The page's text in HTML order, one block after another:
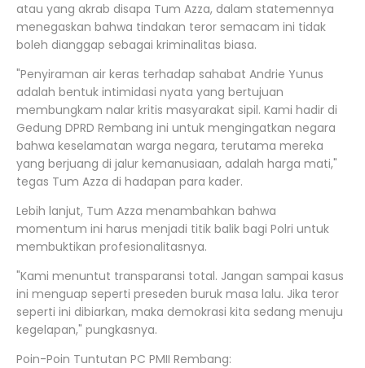
atau yang akrab disapa Tum Azza, dalam statemennya
menegaskan bahwa tindakan teror semacam ini tidak
boleh dianggap sebagai kriminalitas biasa.
"Penyiraman air keras terhadap sahabat Andrie Yunus
adalah bentuk intimidasi nyata yang bertujuan
membungkam nalar kritis masyarakat sipil. Kami hadir di
Gedung DPRD Rembang ini untuk mengingatkan negara
bahwa keselamatan warga negara, terutama mereka
yang berjuang di jalur kemanusiaan, adalah harga mati,"
tegas Tum Azza di hadapan para kader.
Lebih lanjut, Tum Azza menambahkan bahwa
momentum ini harus menjadi titik balik bagi Polri untuk
membuktikan profesionalitasnya.
"Kami menuntut transparansi total. Jangan sampai kasus
ini menguap seperti preseden buruk masa lalu. Jika teror
seperti ini dibiarkan, maka demokrasi kita sedang menuju
kegelapan," pungkasnya.
Poin-Poin Tuntutan PC PMII Rembang: